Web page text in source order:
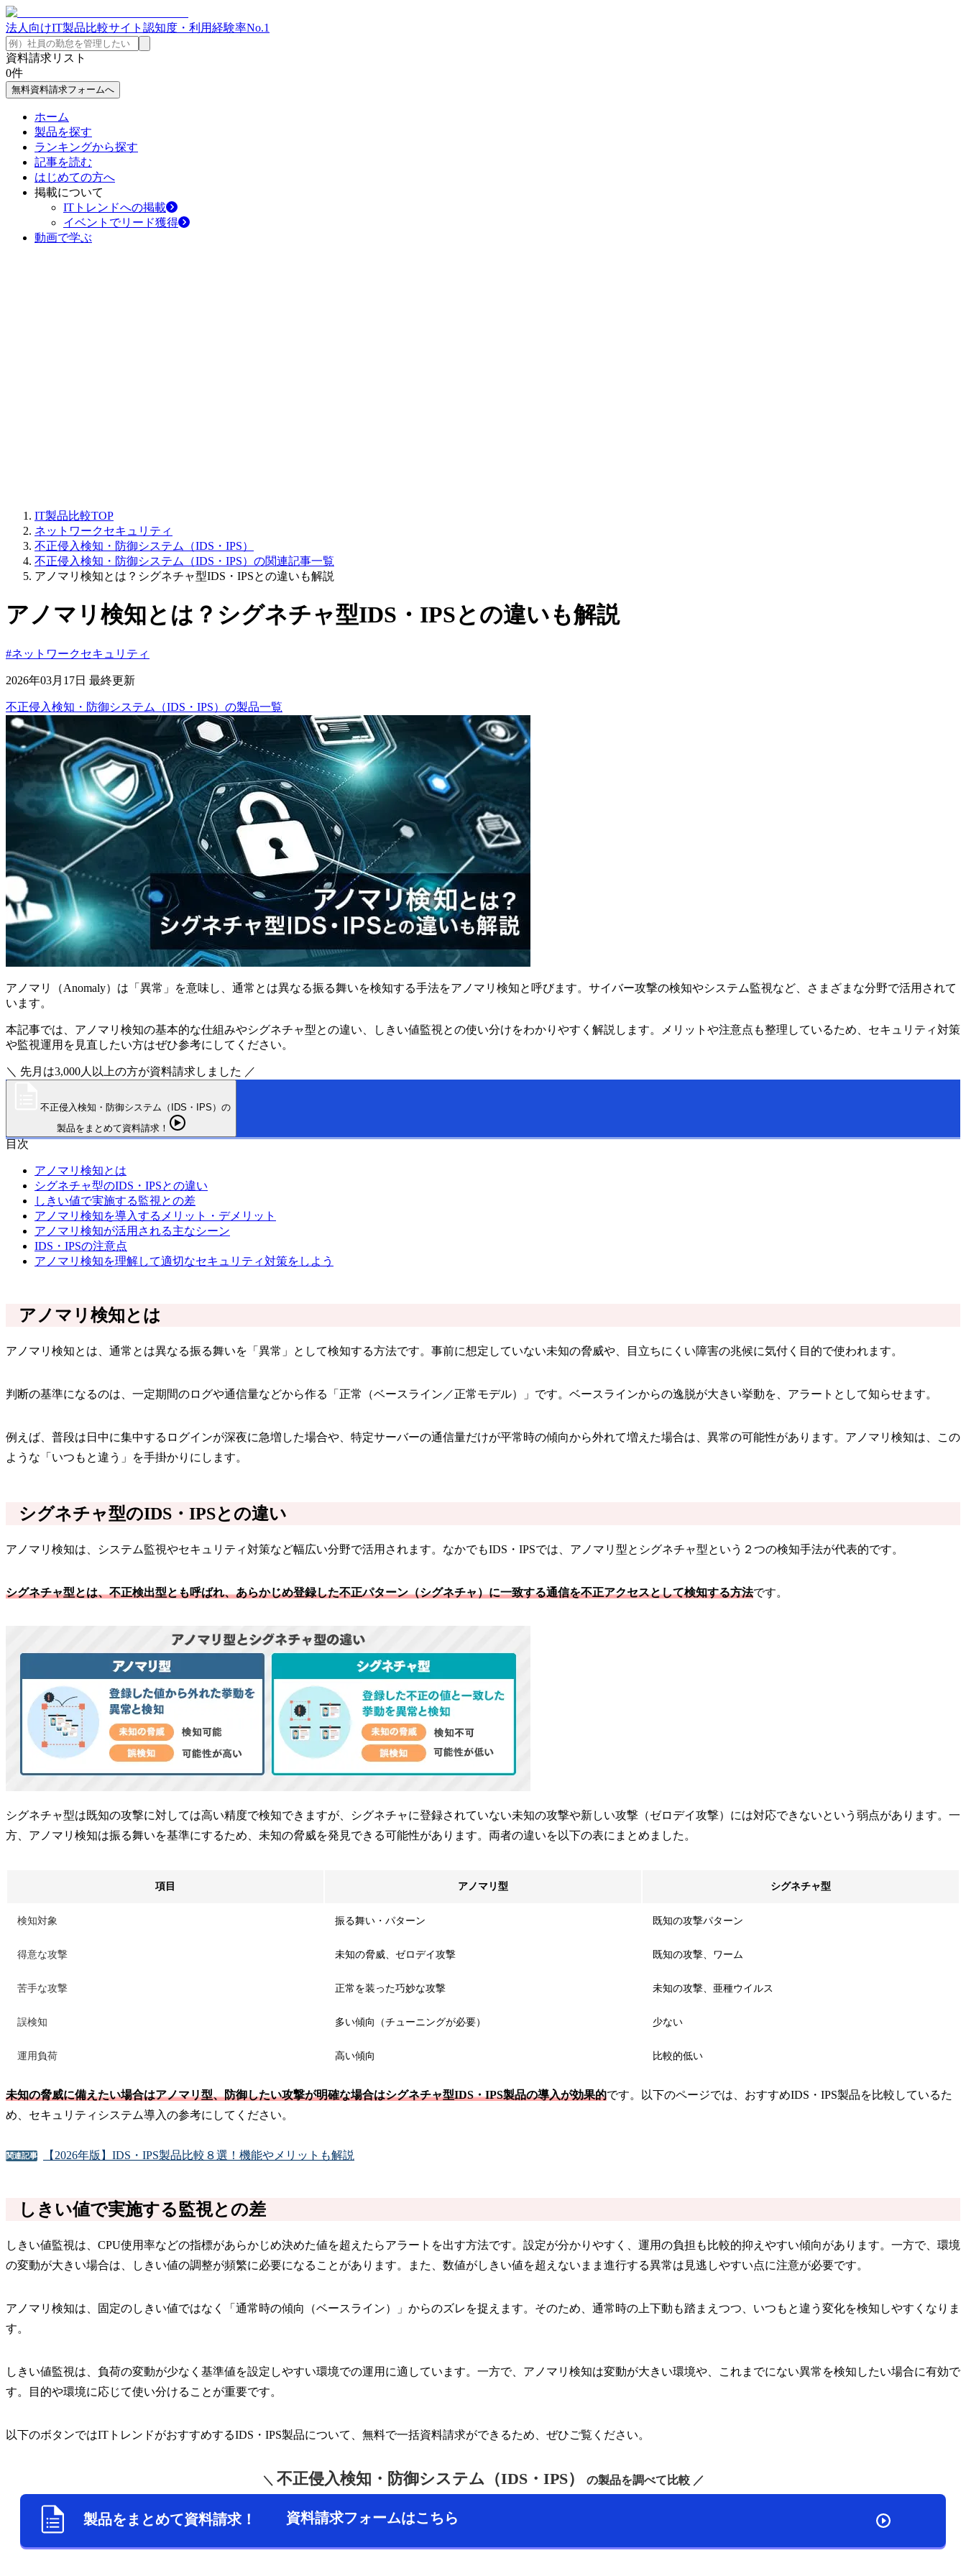
法人向けIT製品比較サイト 認知度・利用経験率No.1
資料請求リスト
0件
無料資料請求フォームへ
ホーム
製品を探す
ランキングから探す
記事を読む
はじめての方へ
掲載について
ITトレンドへの掲載
イベントでリード獲得
動画で学ぶ
IT製品比較TOP
ネットワークセキュリティ
不正侵入検知・防御システム（IDS・IPS）
不正侵入検知・防御システム（IDS・IPS）の関連記事一覧
アノマリ検知とは？シグネチャ型IDS・IPSとの違いも解説
アノマリ検知とは？シグネチャ型IDS・IPSとの違いも解説
#ネットワークセキュリティ
2026年03月17日 最終更新
不正侵入検知・防御システム（IDS・IPS） の製品一覧
アノマリ（Anomaly）は「異常」を意味し、通常とは異なる振る舞いを検知する手法をアノマリ検知と呼びます。サイバー攻撃の検知やシステム監視など、さまざまな分野で活用されて
います。
本記事では、アノマリ検知の基本的な仕組みやシグネチャ型との違い、しきい値監視との使い分けをわかりやすく解説します。メリットや注意点も整理しているため、セキュリティ対策
や監視運用を見直したい方はぜひ参考にしてください。
＼ 先月は3,000人以上の方が資料請求しました ／
不正侵入検知・防御システム（IDS・IPS）の
製品をまとめて資料請求！
目次
アノマリ検知とは
シグネチャ型のIDS・IPSとの違い
しきい値で実施する監視との差
アノマリ検知を導入するメリット・デメリット
アノマリ検知が活用される主なシーン
IDS・IPSの注意点
アノマリ検知を理解して適切なセキュリティ対策をしよう
アノマリ検知とは
アノマリ検知とは、通常とは異なる振る舞いを「異常」として検知する方法です。事前に想定していない未知の脅威や、目立ちにくい障害の兆候に気付く目的で使われます。
判断の基準になるのは、一定期間のログや通信量などから作る「正常（ベースライン／正常モデル）」です。ベースラインからの逸脱が大きい挙動を、アラートとして知らせます。
例えば、普段は日中に集中するログインが深夜に急増した場合や、特定サーバーの通信量だけが平常時の傾向から外れて増えた場合は、異常の可能性があります。アノマリ検知は、この
ような「いつもと違う」を手掛かりにします。
シグネチャ型のIDS・IPSとの違い
アノマリ検知は、システム監視やセキュリティ対策など幅広い分野で活用されます。なかでもIDS・IPSでは、アノマリ型とシグネチャ型という２つの検知手法が代表的です。
シグネチャ型とは、不正検出型とも呼ばれ、あらかじめ登録した不正パターン（シグネチャ）に一致する通信を不正アクセスとして検知する方法です。
シグネチャ型は既知の攻撃に対しては高い精度で検知できますが、シグネチャに登録されていない未知の攻撃や新しい攻撃（ゼロデイ攻撃）には対応できないという弱点があります。一
方、アノマリ検知は振る舞いを基準にするため、未知の脅威を発見できる可能性があります。両者の違いを以下の表にまとめました。
項目 アノマリ型 シグネチャ型
検知対象 振る舞い・パターン 既知の攻撃パターン
得意な攻撃 未知の脅威、ゼロデイ攻撃 既知の攻撃、ワーム
苦手な攻撃 正常を装った巧妙な攻撃 未知の攻撃、亜種ウイルス
誤検知 多い傾向（チューニングが必要） 少ない
運用負荷 高い傾向 比較的低い
未知の脅威に備えたい場合はアノマリ型、防御したい攻撃が明確な場合はシグネチャ型IDS・IPS製品の導入が効果的です。以下のページでは、おすすめIDS・IPS製品を比較しているた
め、セキュリティシステム導入の参考にしてください。
関連記事 【2026年版】IDS・IPS製品比較８選！機能やメリットも解説
しきい値で実施する監視との差
しきい値監視は、CPU使用率などの指標があらかじめ決めた値を超えたらアラートを出す方法です。設定が分かりやすく、運用の負担も比較的抑えやすい傾向があります。一方で、環境
の変動が大きい場合は、しきい値の調整が頻繁に必要になることがあります。また、数値がしきい値を超えないまま進行する異常は見逃しやすい点に注意が必要です。
アノマリ検知は、固定のしきい値ではなく「通常時の傾向（ベースライン）」からのズレを捉えます。そのため、通常時の上下動も踏まえつつ、いつもと違う変化を検知しやすくなりま
す。
しきい値監視は、負荷の変動が少なく基準値を設定しやすい環境での運用に適しています。一方で、アノマリ検知は変動が大きい環境や、これまでにない異常を検知したい場合に有効で
す。目的や環境に応じて使い分けることが重要です。
以下のボタンではITトレンドがおすすめするIDS・IPS製品について、無料で一括資料請求ができるため、ぜひご覧ください。
＼ 不正侵入検知・防御システム（IDS・IPS） の製品を調べて比較 ／
製品をまとめて資料請求！ 資料請求フォームはこちら